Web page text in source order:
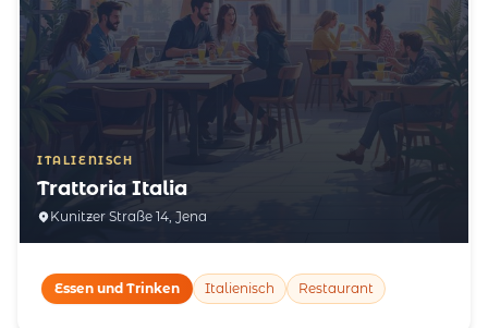
ITALIENISCH
Trattoria Italia
Kunitzer Straße 14, Jena
Essen und Trinken Italienisch Restaurant